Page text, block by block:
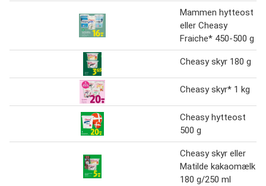
Mammen hytteost
eller Cheasy
Fraiche* 450-500 g
Cheasy skyr 180 g
Cheasy skyr* 1 kg
Cheasy hytteost
500 g
Cheasy skyr eller
Matilde kakaomælk
180 g/250 ml